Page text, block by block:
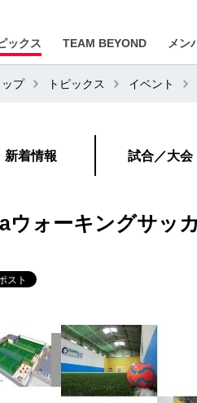
ックス TEAM BEYOND メン
ップ トピックス イベント
新着情報 試合／大会
ウォーキングサッ